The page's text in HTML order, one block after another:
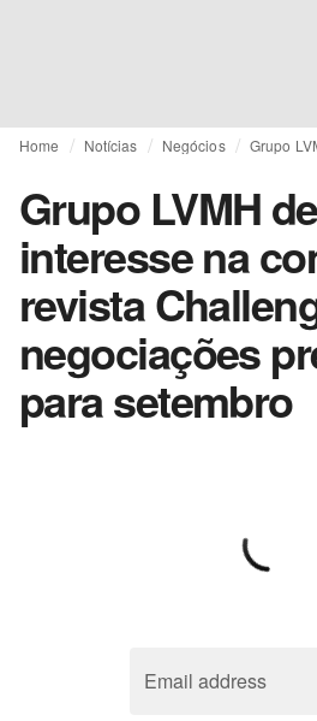
Home Notícias Negócios
Grupo LVMH
interesse na
revista
negociações
para setembro
Email address